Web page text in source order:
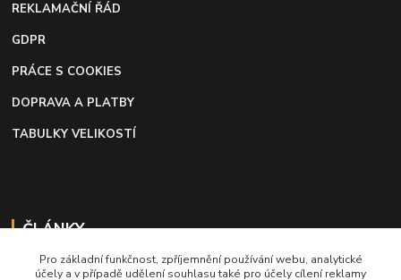
REKLAMAČNÍ ŘÁD
GDPR
PRÁCE S COOKIES
DOPRAVA A PLATBY
TABULKY VELIKOSTÍ
ČLÁNKY
Profi lepidlo na boty a kůži
Pro základní funkčnost, zpříjemnění používání webu, analytické
účely a v případě udělení souhlasu také pro účely cílení reklamy